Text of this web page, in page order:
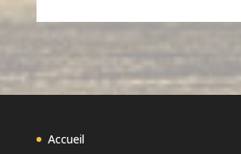
Accueil